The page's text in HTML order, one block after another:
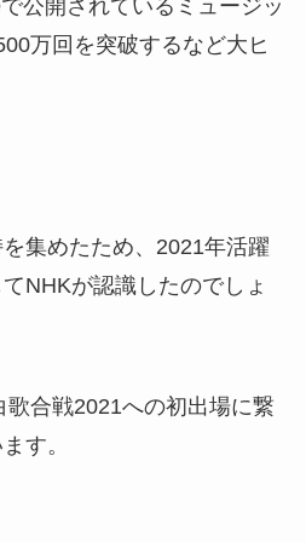
公開されているミュージッ
万回を突破するなど大ヒ
集めたため、2021年活躍
NHKが認識したのでしょ
合戦2021への初出場に繋
す。